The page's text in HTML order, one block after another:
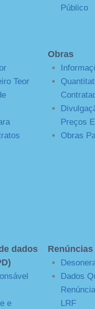
Público
Teor
Obras
Preços
Obras
dados
e
Dados
LRF